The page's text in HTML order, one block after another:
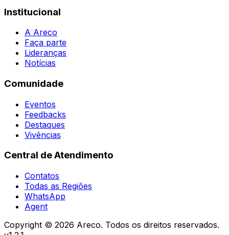
Institucional
A Areco
Faça parte
Lideranças
Notícias
Comunidade
Eventos
Feedbacks
Destaques
Vivências
Central de Atendimento
Contatos
Todas as Regiões
WhatsApp
Agent
Copyright © 2026 Areco. Todos os direitos reservados.